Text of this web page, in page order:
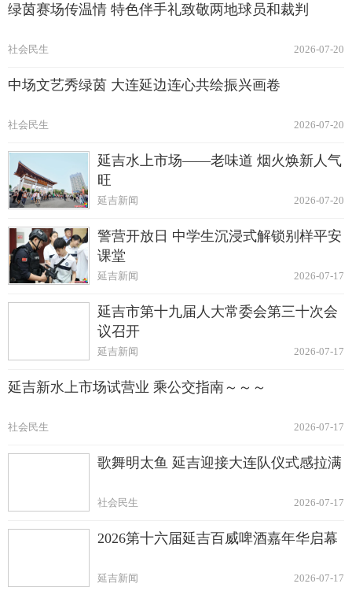
绿茵赛场传温情 特色伴手礼致敬两地球员和裁判
2026-07-20
社会民生
中场文艺秀绿茵 大连延边连心共绘振兴画卷
2026-07-20
社会民生
延吉水上市场——老味道 烟火焕新人气
旺
2026-07-20
延吉新闻
警营开放日 中学生沉浸式解锁别样平安
课堂
2026-07-17
延吉新闻
延吉市第十九届人大常委会第三十次会
议召开
2026-07-17
延吉新闻
延吉新水上市场试营业 乘公交指南～～～
2026-07-17
社会民生
歌舞明太鱼 延吉迎接大连队仪式感拉满
2026-07-17
社会民生
2026第十六届延吉百威啤酒嘉年华启幕
2026-07-17
延吉新闻